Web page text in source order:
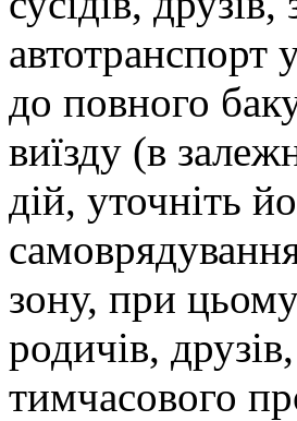
автотранспорт
до повного
виїзду (в
дій, уточніть
зону, при
родичів,
тимчасового